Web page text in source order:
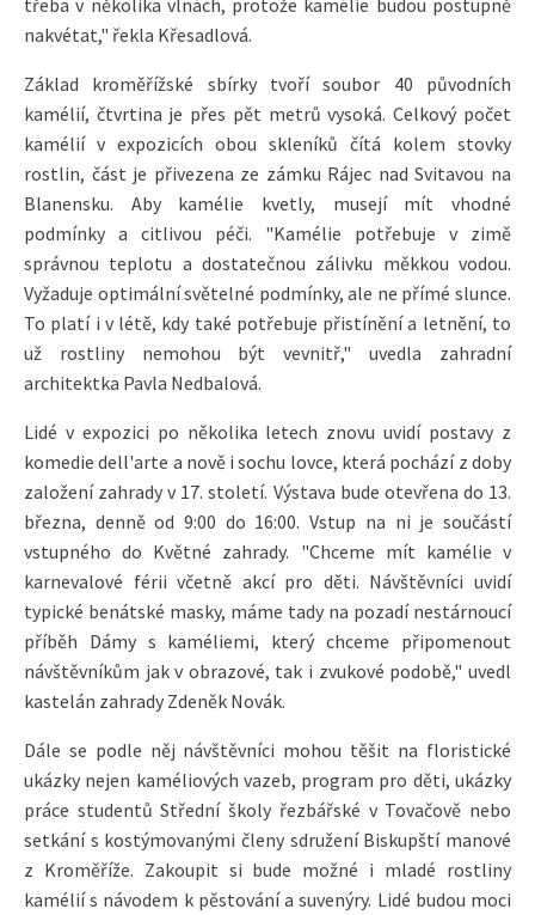
nakvétat," řekla Křesadlová.
Základ kroměřížské sbírky tvoří soubor 40 původních
kamélií, čtvrtina je přes pět metrů vysoká. Celkový počet
kamélií v expozicích obou skleníků čítá kolem stovky
rostlin, část je přivezena ze zámku Rájec nad Svitavou na
Blanensku. Aby kamélie kvetly, musejí mít vhodné
podmínky a citlivou péči. "Kamélie potřebuje v zimě
správnou teplotu a dostatečnou zálivku měkkou vodou.
Vyžaduje optimální světelné podmínky, ale ne přímé slunce.
To platí i v létě, kdy také potřebuje přistínění a letnění, to
už rostliny nemohou být vevnitř," uvedla zahradní
architektka Pavla Nedbalová.
Lidé v expozici po několika letech znovu uvidí postavy z
komedie dell'arte a nově i sochu lovce, která pochází z doby
založení zahrady v 17. století. Výstava bude otevřena do 13.
března, denně od 9:00 do 16:00. Vstup na ni je součástí
vstupného do Květné zahrady. "Chceme mít kamélie v
karnevalové férii včetně akcí pro děti. Návštěvníci uvidí
typické benátské masky, máme tady na pozadí nestárnoucí
příběh Dámy s kaméliemi, který chceme připomenout
návštěvníkům jak v obrazové, tak i zvukové podobě," uvedl
kastelán zahrady Zdeněk Novák.
Dále se podle něj návštěvníci mohou těšit na floristické
ukázky nejen kaméliových vazeb, program pro děti, ukázky
práce studentů Střední školy řezbářské v Tovačově nebo
setkání s kostýmovanými členy sdružení Biskupští manové
z Kroměříže. Zakoupit si bude možné i mladé rostliny
kamélií s návodem k pěstování a suvenýry. Lidé budou moci